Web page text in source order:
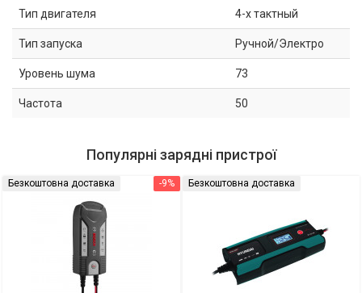
Тип двигателя 4-х тактный
Тип запуска Ручной/Электро
Уровень шума 73
Частота 50
Популярні зарядні пристрої
-9%
Безкоштовна доставка Безкоштовна доставка